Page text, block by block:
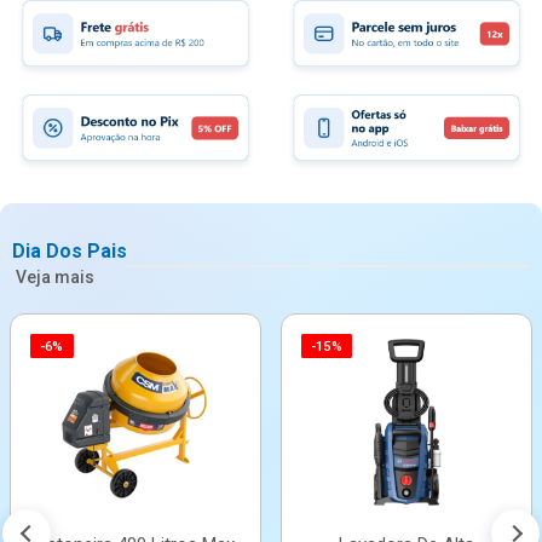
Dia Dos Pais
Veja mais
-6% -15%